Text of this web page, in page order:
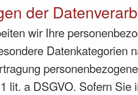
der
wir Ihre
Datenkategorien
a DSGVO. Sofern